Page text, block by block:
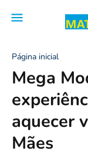
Página inicial
Mega
aquecer
Mães